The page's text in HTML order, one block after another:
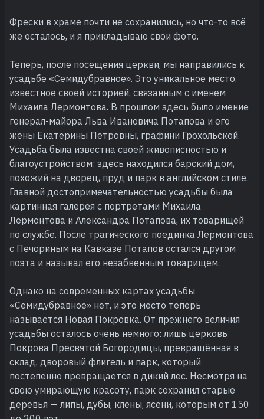
Фрески в храме почти не сохранились, но что-то всё
же осталось, и я прикладываю свои фото.
Теперь, после посещения церкви, мы направились к
усадьбе «Семидубравное». Это уникальное место,
известное своей историей, связанным с именем
Михаила Лермонтова. В прошлом здесь было имение
генерал-майора Льва Ивановича Потапова и его
жены Екатерины Петровны, графини Грохольской.
Усадьба была известна своей живописностью и
благоустройством: здесь находился барский дом,
похожий на дворец, пруд и парк в английском стиле.
Главной достопримечательностью усадьбы была
картинная галерея с портретами Михаила
Лермонтова и Александра Потапова, их товарищей
по службе. После трагического поединка Лермонтова
с Печориным на Кавказе Потапов остался другом
поэта и называл его незабвенным товарищем.
Однако на современных картах усадьбы
«Семидубравное» нет, и это место теперь
называется Новая Покровка. От прежнего величия
усадьбы осталось очень немного: лишь церковь
Покрова Пресвятой Богородицы, превращённая в
склад, дворовый флигель и парк, который
постепенно превращается в дикий лес. Несмотря на
свою умирающую красоту, парк сохранил старые
деревья — липы, дубы, клены, ясени, которым от 150